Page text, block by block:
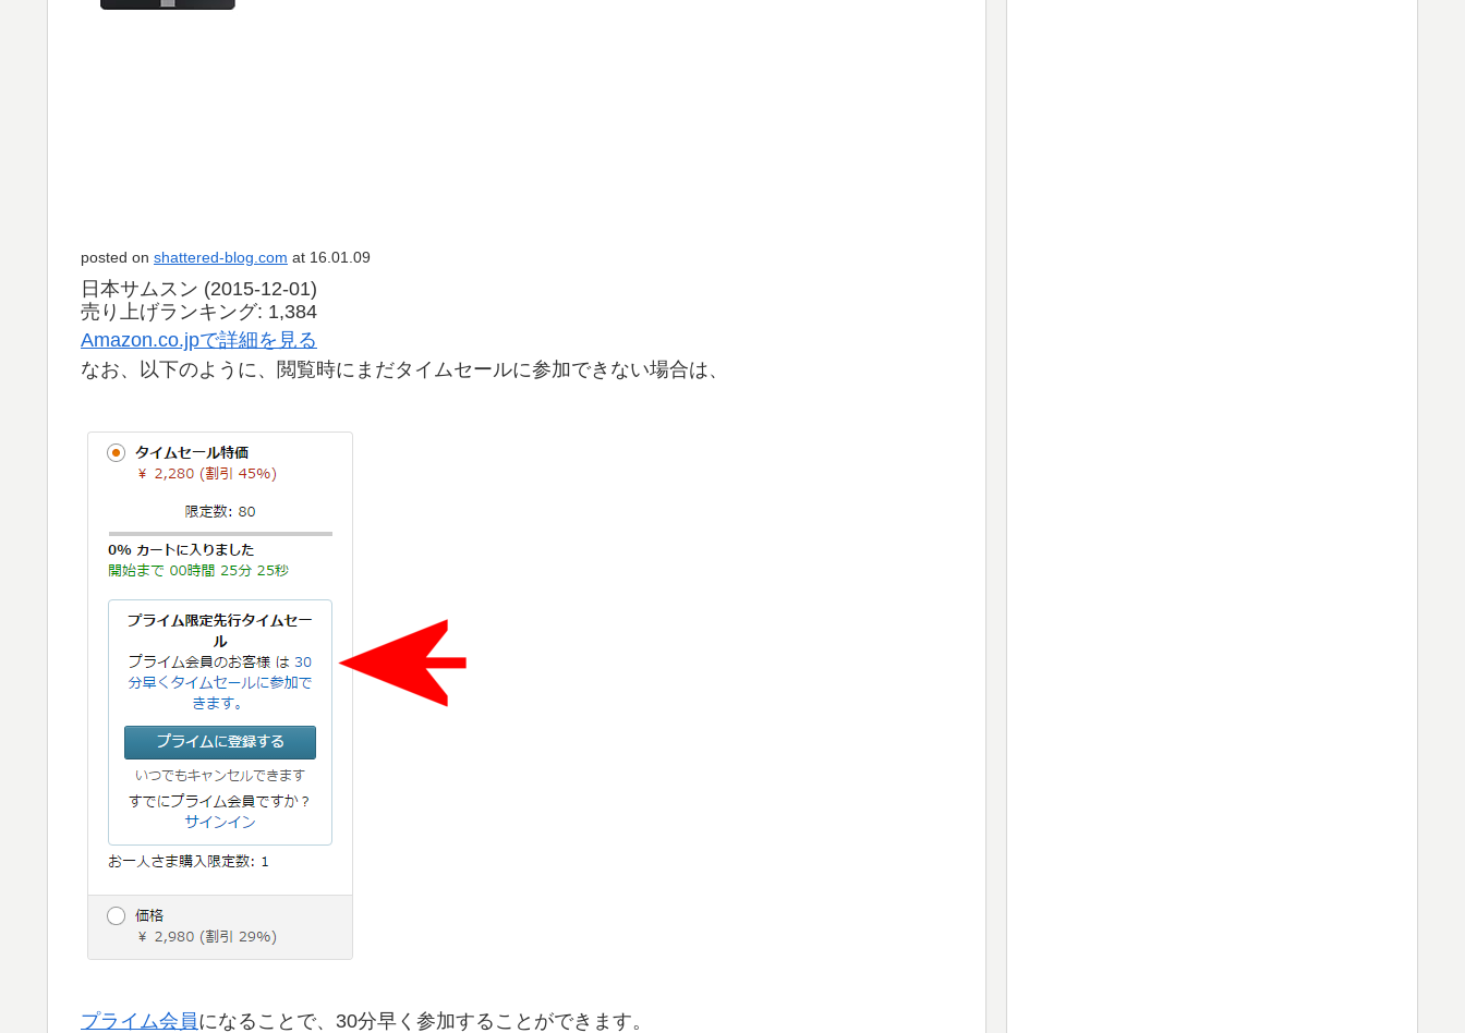
posted on shattered-blog.com at 16.01.09
日本サムスン (2015-12-01)
売り上げランキング: 1,384
Amazon.co.jpで詳細を見る
なお、以下のように、閲覧時にまだタイムセールに参加できない場合は、
プライム会員になることで、30分早く参加することができます。